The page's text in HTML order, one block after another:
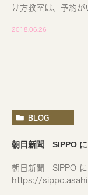
け方教室は、予約
2018.06.26
BLOG
朝日新聞 SIPPO に
朝日新聞 SIPPO に
https://